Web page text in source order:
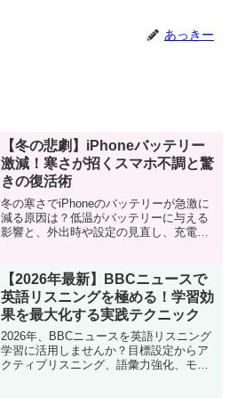
あっきー
【冬の悲劇】iPhoneバッテリー
激減！寒さが招くスマホ不調と驚
きの復活術
冬の寒さでiPhoneのバッテリーが急激に
減る原因は？低温がバッテリーに与える
影響と、外出時や設定の見直し、充電方
適なiPhoneライフを送りましょう。
【2026年最新】BBCニュースで
英語リスニングを極める！学習効
果を最大化する実践テクニック
2026年、BBCニュースを英語リスニング
学習に活用しませんか？目標設定からア
クティブリスニング、語彙力強化、モチ